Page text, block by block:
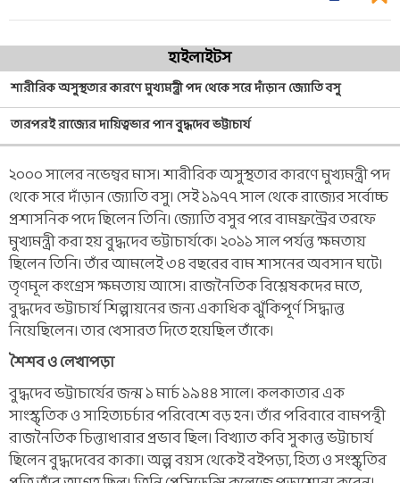
হাইলাইটস
শারীরিক অসুস্থতার কারণে মুখ্যমন্ত্রী পদ থেকে সরে দাঁড়ান জ্যোতি বসু
তারপরই রাজ্যের দায়িত্বভার পান বুদ্ধদেব ভট্টাচার্য
২০০০ সালের নভেম্বর মাস। শারীরিক অসুস্থতার কারণে মুখ্যমন্ত্রী পদ
থেকে সরে দাঁড়ান জ্যোতি বসু। সেই ১৯৭৭ সাল থেকে রাজ্যের সর্বোচ্চ
প্রশাসনিক পদে ছিলেন তিনি। জ্যোতি বসুর পরে বামফ্রন্ট্রের তরফে
মুখ্যমন্ত্রী করা হয় বুদ্ধদেব ভট্টাচার্যকে। ২০১১ সাল পর্যন্ত ক্ষমতায়
ছিলেন তিনি। তাঁর আমলেই ৩৪ বছরের বাম শাসনের অবসান ঘটে।
তৃণমূল কংগ্রেস ক্ষমতায় আসে। রাজনৈতিক বিশ্লেষকদের মতে,
বুদ্ধদেব ভট্টাচার্য শিল্পায়নের জন্য একাধিক ঝুঁকিপূর্ণ সিদ্ধান্ত
নিয়েছিলেন। তার খেসারত দিতে হয়েছিল তাঁকে।
শৈশব ও লেখাপড়া
বুদ্ধদেব ভট্টাচার্যের জন্ম ১ মার্চ ১৯৪৪ সালে। কলকাতার এক
সাংস্কৃতিক ও সাহিত্যচর্চার পরিবেশে বড় হন। তাঁর পরিবারে বামপন্থী
রাজনৈতিক চিন্তাধারার প্রভাব ছিল। বিখ্যাত কবি সুকান্ত ভট্টাচার্য
ছিলেন বুদ্ধদেবের কাকা। অল্প বয়স থেকেই বইপড়া, হিত্য ও সংস্কৃতির